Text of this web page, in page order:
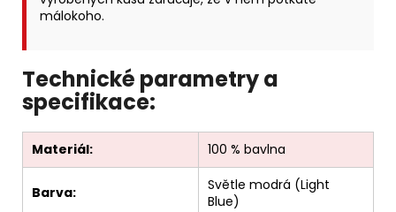
málokoho.
Technické parametry a
specifikace:
Materiál: 100 % bavlna
Barva:
Světle modrá (Light
Blue)